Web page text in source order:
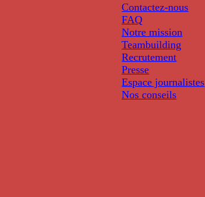
Contactez-nous
FAQ
Notre mission
Teambuilding
Recrutement
Presse
Espace journalistes
Nos conseils